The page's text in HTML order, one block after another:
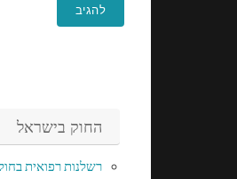
החוק בישראל
רשלנות רפואית